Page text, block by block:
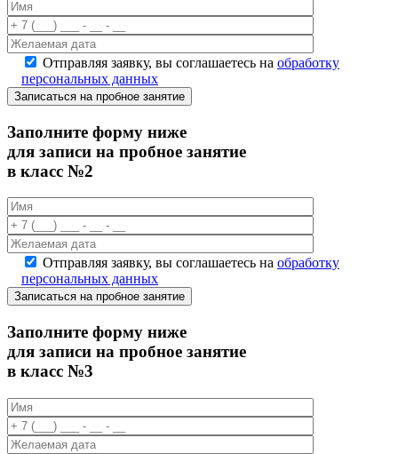
Отправляя заявку, вы соглашаетесь на обработку
персональных данных
Записаться на пробное занятие
Заполните форму ниже
для записи на пробное занятие
в класс №2
Отправляя заявку, вы соглашаетесь на обработку
персональных данных
Записаться на пробное занятие
Заполните форму ниже
для записи на пробное занятие
в класс №3